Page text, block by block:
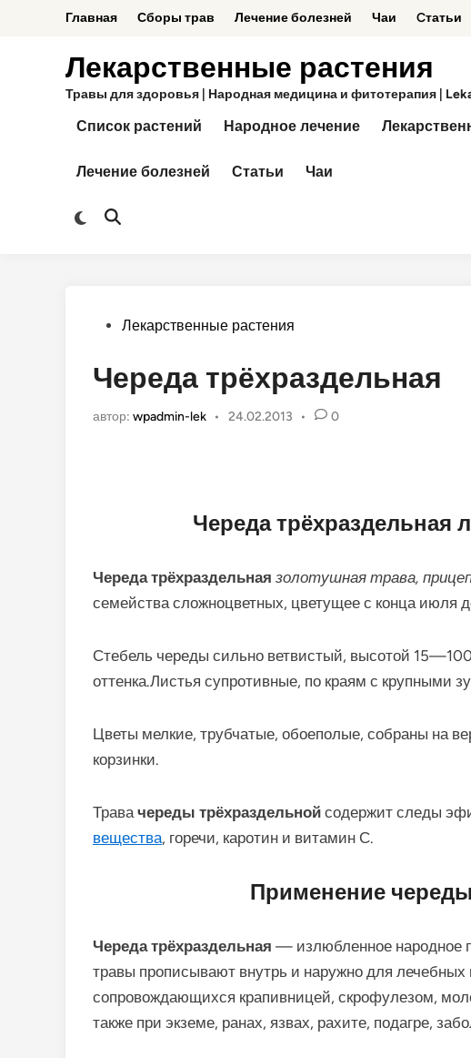
содержимому
Главная Сборы трав Лечение болезней Чаи Cтатьи
Лекарственные растения
Травы для здоровья | Народная медицина и фитотерапия |
Список растений Народное лечение
Лечение болезней Статьи Чаи
Переключить
Открыть
Опубликовано
Лекарственные растения
Череда трёхраздельная
автор: wpadmin-lek • 24.02.2013 • 0
Череда трёхраздельная
Череда трёхраздельная золотушная трава,
семейства сложноцветных, цветущее с конца июля
Стебель череды сильно ветвистый, высотой 15—100
оттенка.Листья супротивные, по краям с крупными
Цветы мелкие, трубчатые, обоеполые, собраны на
корзинки.
Травачереды трёхраздельной содержит следы
вещества, горечи, каротин и витамин С.
Применение
Череда трёхраздельная — излюбленное народное
травы прописывают внутрь и наружно для лечебных
сопровождающихся крапивницей, скрофулезом,
также при экземе, ранах, язвах, рахите, подагре,